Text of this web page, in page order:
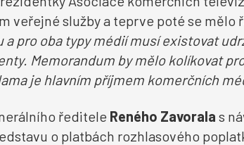
veřejné služby a teprve poté se mělo
a pro oba typy médií musí existovat
Memorandum by mělo kolíkovat
je hlavním příjmem komerčních
ředitele Reného Zavorala s
o platbách rozhlasového